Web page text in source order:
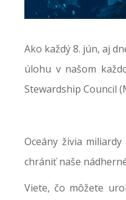
Ako každý 8. jún, aj
úlohu v našom
Stewardship Council
Oceány živia
chrániť naše
Viete, čo môžete